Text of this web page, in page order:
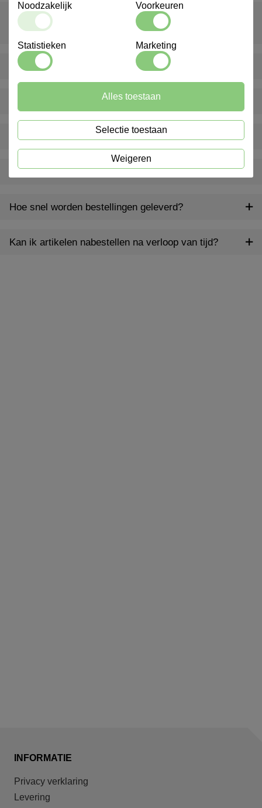
Wat gebeurt er als er iets ontbreekt of beschadigd is bij
levering?
Levert Marindex ook buiten Nederland?
Bieden jullie ook advies op maat aan?
Hoe kan ik klant worden bij Marindex?
Bieden jullie ook gepersonaliseerde producten aan?
Hoe snel worden bestellingen geleverd?
Kan ik artikelen nabestellen na verloop van tijd?
INFORMATIE
Privacy verklaring
Levering
Noodzakelijk Voorkeuren
Statistieken Marketing
Weigeren
Selectie toestaan
Alles toestaan